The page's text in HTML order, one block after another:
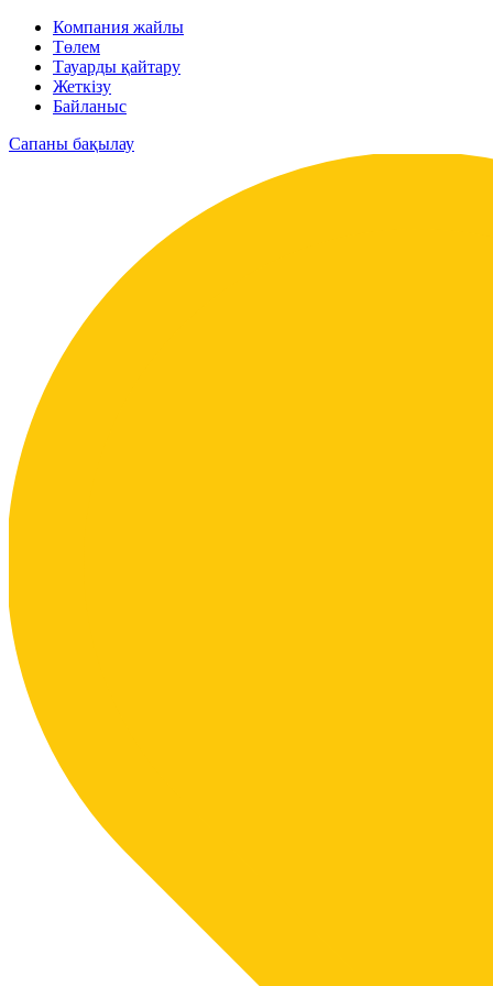
Компания жайлы
Төлем
Тауарды қайтару
Жеткізу
Байланыс
Сапаны бақылау